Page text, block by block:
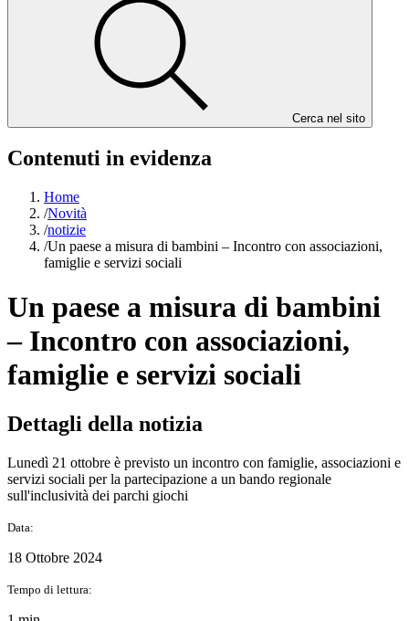
Cerca nel sito
Contenuti in evidenza
Home
/Novità
/notizie
/Un paese a misura di bambini – Incontro con associazioni,
famiglie e servizi sociali
Un paese a misura di bambini
– Incontro con associazioni,
famiglie e servizi sociali
Dettagli della notizia
Lunedì 21 ottobre è previsto un incontro con famiglie, associazioni e
servizi sociali per la partecipazione a un bando regionale
sull'inclusività dei parchi giochi
Data:
18 Ottobre 2024
Tempo di lettura: